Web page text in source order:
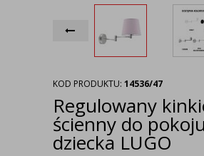
KOD PRODUKTU: 14536/47
Regulowany
ścienny do pokoju
dziecka LUGO